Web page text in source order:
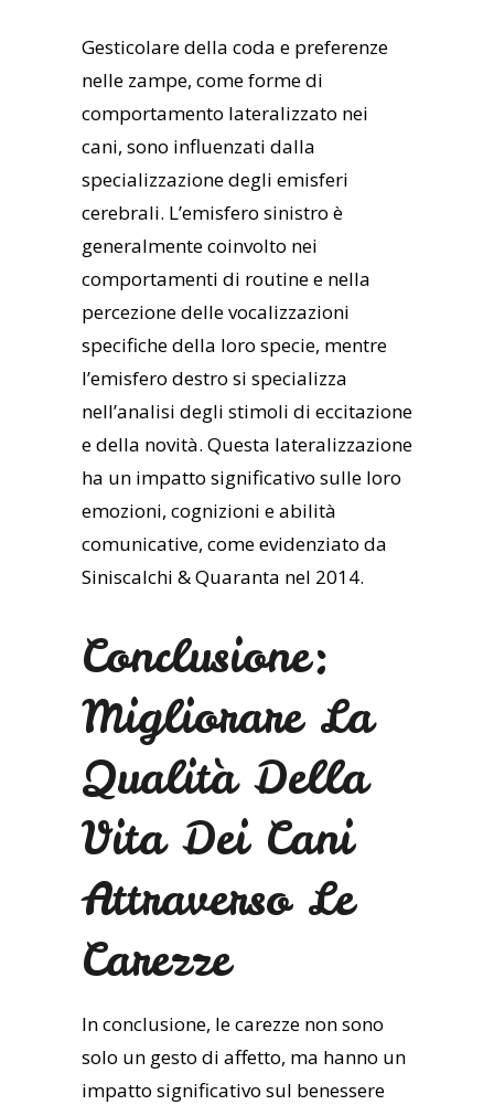
Gesticolare della coda e preferenze
nelle zampe, come forme di
comportamento lateralizzato nei
cani, sono influenzati dalla
specializzazione degli emisferi
cerebrali. L’emisfero sinistro è
generalmente coinvolto nei
comportamenti di routine e nella
percezione delle vocalizzazioni
specifiche della loro specie, mentre
l’emisfero destro si specializza
nell’analisi degli stimoli di eccitazione
e della novità. Questa lateralizzazione
ha un impatto significativo sulle loro
emozioni, cognizioni e abilità
comunicative, come evidenziato da
Siniscalchi & Quaranta nel 2014.
Conclusione:
Migliorare La
Qualità Della
Vita Dei Cani
Attraverso Le
Carezze
In conclusione, le carezze non sono
solo un gesto di affetto, ma hanno un
impatto significativo sul benessere